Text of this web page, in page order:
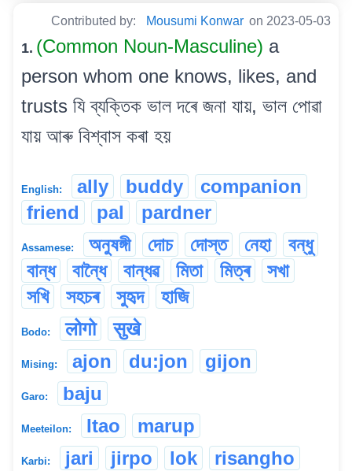
Contributed by: Mousumi Konwar on 2023-05-03
1. (Common Noun-Masculine) a
person whom one knows, likes, and
trusts যি ব্যক্তিক ভাল দৰে জনা যায়, ভাল পোৱা
যায় আৰু বিশ্বাস কৰা হয়
English: ally buddy
companion
friend
pal pardner
Assamese: অনুষঙ্গী দোচ দোস্ত নেহা
বন্ধু
বান্ধ
বান্ধৈ বান্ধৱ মিতা মিত্ৰ
সখা
সখি
সহচৰ সুহৃদ হাজি
Bodo: लोगो सुखे
Mising: ajon du:jon gijon
Garo: baju
Meeteilon: Itao marup
Karbi: jari jirpo lok risangho